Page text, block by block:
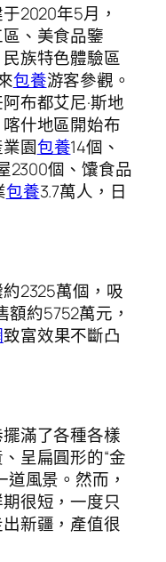
2020年5月，
、美食品鑒
族特色體驗區
包養游客參觀。
布都艾尼·斯地
什地區開始布
園包養14個、
2300個、馕食品
包養3.7萬人，日
2325萬個，吸
額約5752萬元，
致富效果不斷凸
滿了各種各樣
呈扁圓形的“金
風景。然而，
很短，一度只
新疆，產值很